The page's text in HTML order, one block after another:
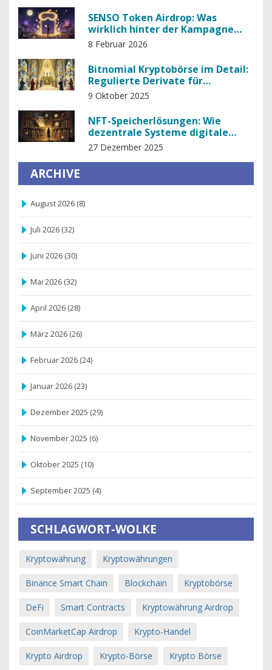
SENSO Token Airdrop: Was
wirklich hinter der Kampagne
steckt und wie du teilnehmen
8 Februar 2026
Bitnomial Kryptobörse im Detail:
Regulierte Derivate für
Institutionelle Trader
9 Oktober 2025
NFT-Speicherlösungen: Wie
dezentrale Systeme digitale
Assets langfristig sichern
27 Dezember 2025
ARCHIVE
August 2026 (8)
Juli 2026 (32)
Juni 2026 (30)
Mai 2026 (32)
April 2026 (28)
März 2026 (26)
Februar 2026 (24)
Januar 2026 (23)
Dezember 2025 (29)
November 2025 (6)
Oktober 2025 (10)
September 2025 (4)
SCHLAGWORT-WOLKE
Kryptowährung Kryptowährungen
Binance Smart Chain Blockchain Kryptobörse
DeFi Smart Contracts Kryptowährung Airdrop
CoinMarketCap Airdrop Krypto-Handel
Krypto Airdrop Krypto-Börse Krypto Börse